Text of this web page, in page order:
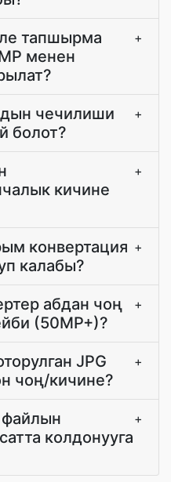
тапшырма
менен
+
чечилиши
болот?
+
кичине
+
конвертация
калабы?
+
абдан чоң
(50MP+)?
+
JPG
чоң/кичине?
+
файлын
колдонууга
+